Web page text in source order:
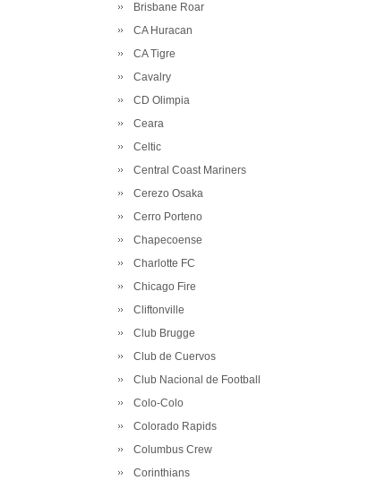
Brisbane Roar
CA Huracan
CA Tigre
Cavalry
CD Olimpia
Ceara
Celtic
Central Coast Mariners
Cerezo Osaka
Cerro Porteno
Chapecoense
Charlotte FC
Chicago Fire
Cliftonville
Club Brugge
Club de Cuervos
Club Nacional de Football
Colo-Colo
Colorado Rapids
Columbus Crew
Corinthians